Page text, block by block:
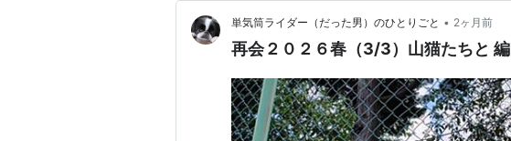
単気筒ライダー（だった男）のひとりごと • 2ヶ月前
再会２０２６春（3/3）山猫たちと 編